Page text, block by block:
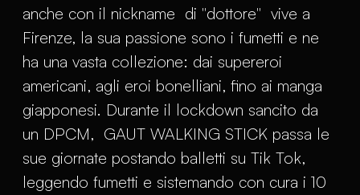
anche con il nickname di "dottore" vive a
Firenze, la sua passione sono i fumetti e ne
ha una vasta collezione: dai supereroi
americani, agli eroi bonelliani, fino ai manga
giapponesi. Durante il lockdown sancito da
un DPCM, GAUT WALKING STICK passa le
sue giornate postando balletti su Tik Tok,
leggendo fumetti e sistemando con cura i 10